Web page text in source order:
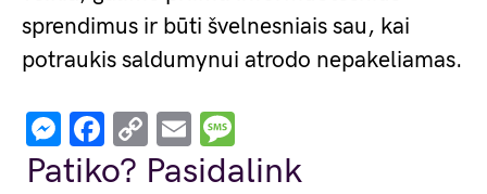
sprendimus ir būti švelnesniais sau, kai
potraukis saldumynui atrodo nepakeliamas.
Messenger
Facebook
Copy
Link
Email
Patiko? Pasidalink